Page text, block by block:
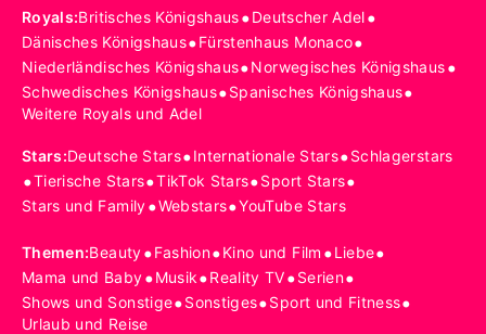
Royals:Britisches Königshaus•Deutscher Adel•
Dänisches Königshaus•Fürstenhaus Monaco•
Niederländisches Königshaus•Norwegisches Königshaus•
Schwedisches Königshaus•Spanisches Königshaus•
Weitere Royals und Adel
Stars:Deutsche Stars•Internationale Stars•Schlagerstars
•Tierische Stars•TikTok Stars•Sport Stars•
Stars und Family•Webstars•YouTube Stars
Themen:Beauty•Fashion•Kino und Film •Liebe•
Mama und Baby•Musik•Reality TV•Serien•
Shows und Sonstige•Sonstiges•Sport und Fitness•
Urlaub und Reise